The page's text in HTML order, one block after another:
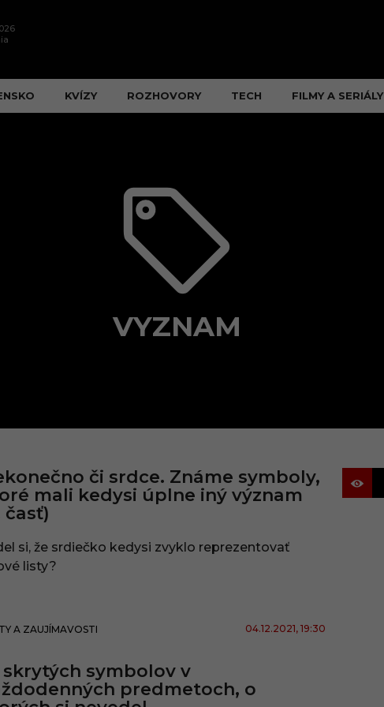
KVÍZY ROZHOVORY TECH FILMY A SERIÁLY
VYZNAM
či srdce. Známe symboly,
mali kedysi úplne iný význam
časť)
si, že srdiečko kedysi zvyklo reprezentovať
listy?
A ZAUJÍMAVOSTI 04.12.2021, 19:30
skrytých symbolov v
predmetoch, o